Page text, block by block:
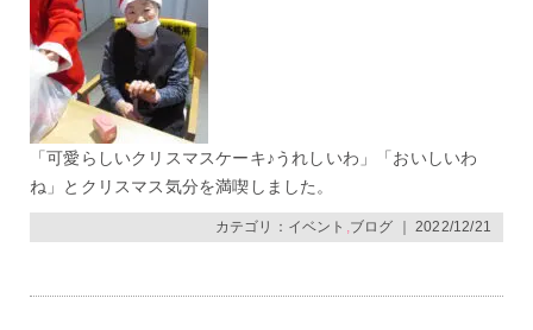
「可愛らしいクリスマスケーキ♪うれしいわ」「おいしいわ
ね」とクリスマス気分を満喫しました。
カテゴリ： イベント ブログ ｜ 2022/12/21